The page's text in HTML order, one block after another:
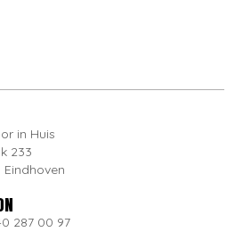
in Huis
233
Eindhoven
287 00 97